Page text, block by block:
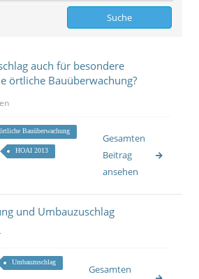
auch für besondere
örtliche Bauüberwachung?
örtliche Bauüberwachung
HOAI 2013
Gesamten
Beitrag
ansehen
und Umbauzuschlag
Umbauzuschlag
Gesamten